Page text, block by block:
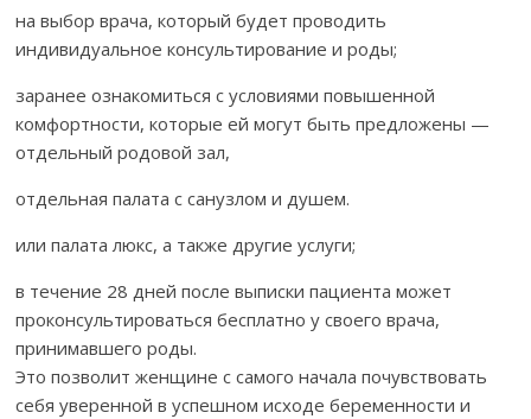
на выбор врача, который будет проводить
индивидуальное консультирование и роды;
заранее ознакомиться с условиями повышенной
комфортности, которые ей могут быть предложены —
отдельный родовой зал,
отдельная палата с санузлом и душем.
или палата люкс, а также другие услуги;
в течение 28 дней после выписки пациента может
проконсультироваться бесплатно у своего врача,
принимавшего роды.
Это позволит женщине с самого начала почувствовать
себя уверенной в успешном исходе беременности и